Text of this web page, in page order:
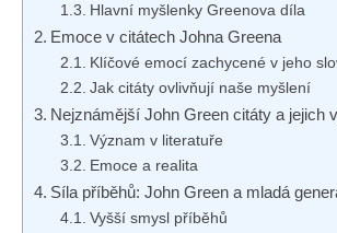
Hlavní myšlenky Greenova díla
Emoce v citátech Johna Greena
Klíčové emocí zachycené v jeho
Jak citáty ovlivňují naše myšlení
Nejznámější John Green citáty a jejich
Význam v literatuře
Emoce a realita
Síla příběhů: John Green a mladá
Vyšší smysl příběhů